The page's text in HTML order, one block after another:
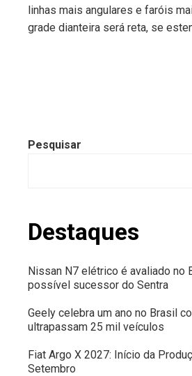
linhas mais angulares e faróis
grade dianteira será reta, se
Pesquisar
Destaques
Nissan N7 elétrico é avaliado no
possível sucessor do Sentra
Geely celebra um ano no Brasil
ultrapassam 25 mil veículos
Fiat Argo X 2027: Início da
Setembro